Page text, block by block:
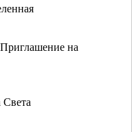
на
Света